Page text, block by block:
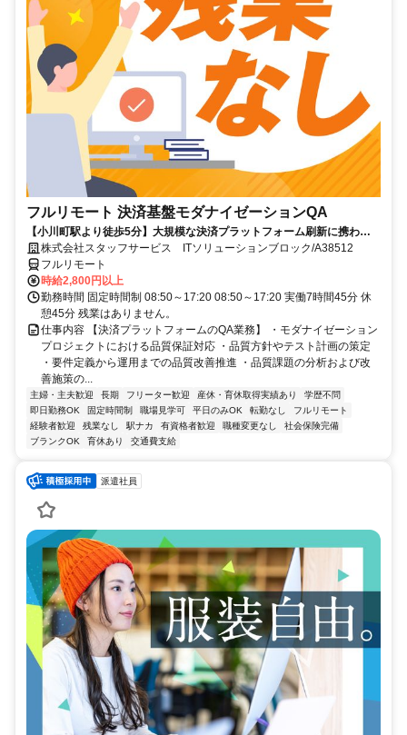
フルリモート 決済基盤モダナイゼーションQA
【小川町駅より徒歩5分】大規模な決済プラットフォーム刷新に携われ
ます。品質保証の専門性を発揮できる環境です。フルリモートで活躍で
きる案件です☆
株式会社スタッフサービス ITソリューションブロック/A38512
フルリモート
時給2,800円以上
勤務時間 固定時間制 08:50～17:20 08:50～17:20 実働7時間45分 休
憩45分 残業はありません。
仕事内容 【決済プラットフォームのQA業務】 ・モダナイゼーション
プロジェクトにおける品質保証対応 ・品質方針やテスト計画の策定
・要件定義から運用までの品質改善推進 ・品質課題の分析および改
善施策の...
主婦・主夫歓迎 長期 フリーター歓迎 産休・育休取得実績あり
学歴不問
即日勤務OK
固定時間制 職場見学可 平日のみOK 転勤なし
フルリモート
経験者歓迎
残業なし 駅ナカ 有資格者歓迎 職種変更なし
社会保険完備
ブランクOK
育休あり 交通費支給
派遣社員